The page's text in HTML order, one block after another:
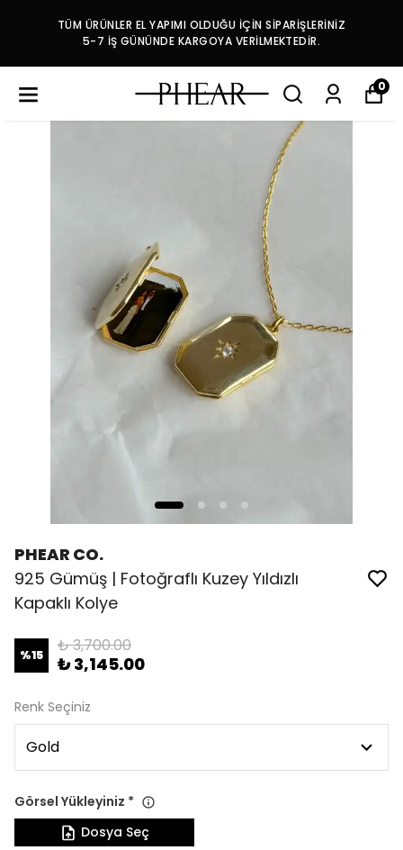
TÜM ÜRÜNLER EL YAPIMI OLDUĞU İÇİN SİPARİŞLERİNİZ
5-7 İŞ GÜNÜNDE KARGOYA VERİLMEKTEDİR.
0
PHEAR CO.
925 Gümüş | Fotoğraflı Kuzey Yıldızlı
Kapaklı Kolye
%15 ₺ 3,700.00
₺ 3,145.00
Renk Seçiniz
Görsel Yükleyiniz *
Dosya Seç